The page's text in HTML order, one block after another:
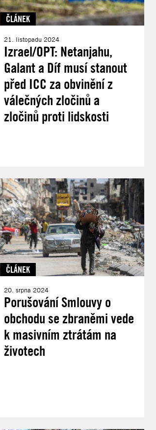
ČLÁNEK
21. listopadu 2024
Izrael/OPT: Netanjahu,
Galant a Díf musí stanout
před ICC za obvinění z
válečných zločinů a
zločinů proti lidskosti
ČLÁNEK
20. srpna 2024
Porušování Smlouvy o
obchodu se zbraněmi vede
k masivním ztrátám na
životech